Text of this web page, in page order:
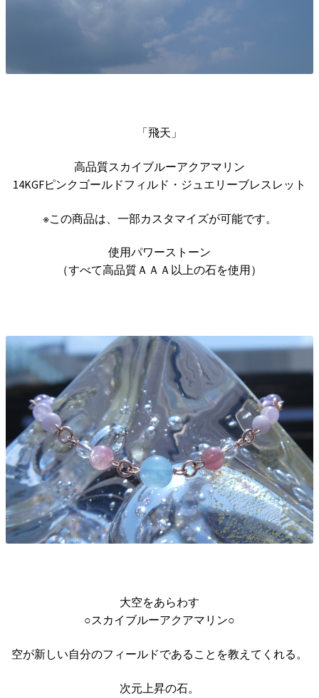
「飛天」
高品質スカイブルーアクアマリン
14KGFピンクゴールドフィルド・ジュエリーブレスレット
※この商品は、一部カスタマイズが可能です。
使用パワーストーン
（すべて高品質ＡＡＡ以上の石を使用）
大空をあらわす
○スカイブルーアクアマリン○
空が新しい自分のフィールドであることを教えてくれる。
次元上昇の石。